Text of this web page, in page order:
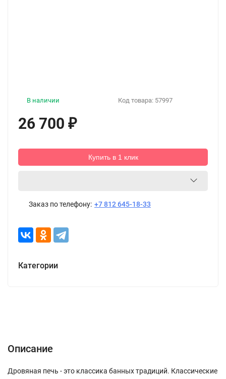
Код товара: 57997
В наличии
26 700 ₽
Купить в 1 клик
Заказ по телефону: +7 812 645-18-33
Категории
Описание
Дровяная печь - это классика банных традиций. Классические